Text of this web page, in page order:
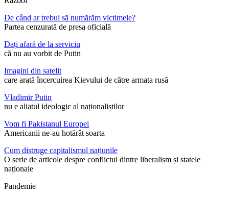
De când ar trebui să numărăm victimele?
Partea cenzurată de presa oficială
Dați afară de la serviciu
că nu au vorbit de Putin
Imagini din satelit
care arată încercuirea Kievului de către armata rusă
Vladimir Putin
nu e aliatul ideologic al naționaliștilor
Vom fi Pakistanul Europei
Americanii ne-au hotărât soarta
Cum distruge capitalismul națiunile
O serie de articole despre conflictul dintre liberalism și statele
naționale
Pandemie